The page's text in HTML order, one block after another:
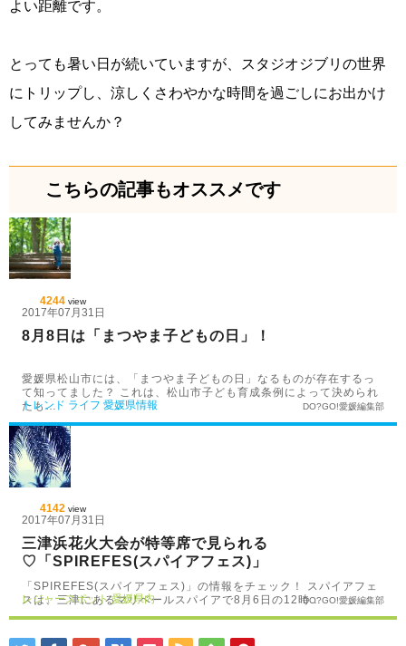
よい距離です。
とっても暑い日が続いていますが、スタジオジブリの世界
にトリップし、涼しくさわやかな時間を過ごしにお出かけ
してみませんか？
こちらの記事もオススメです
4244 view
2017年07月31日
8月8日は「まつやま子どもの日」！
愛媛県松山市には、「まつやま子どもの日」なるものが存在するっ
て知ってました？ これは、松山市子ども育成条例によって決められ
たも…
トレンド ライフ 愛媛県情報 DO?GO!愛媛編集部
4142 view
2017年07月31日
三津浜花火大会が特等席で見られる
♡「SPIREFES(スパイアフェス)」
「SPIREFES(スパイアフェス)」の情報をチェック！ スパイアフェ
スは、三津にあるマリベールスパイアで8月6日の12時…
レジャースポット 愛媛県内 DO?GO!愛媛編集部